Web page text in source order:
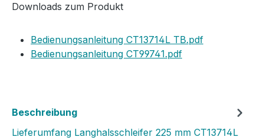
Downloads zum Produkt
Bedienungsanleitung CT13714L TB.pdf
Bedienungsanleitung CT99741.pdf
Beschreibung
Lieferumfang Langhalsschleifer 225 mm CT13714L